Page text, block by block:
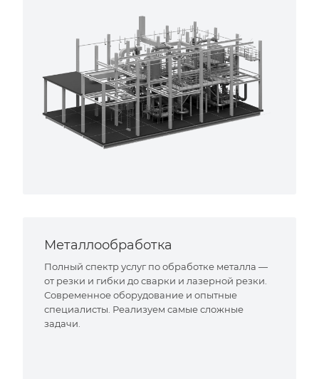
Металлообработка
Полный спектр услуг по обработке металла —
от резки и гибки до сварки и лазерной резки.
Современное оборудование и опытные
специалисты. Реализуем самые сложные
задачи.